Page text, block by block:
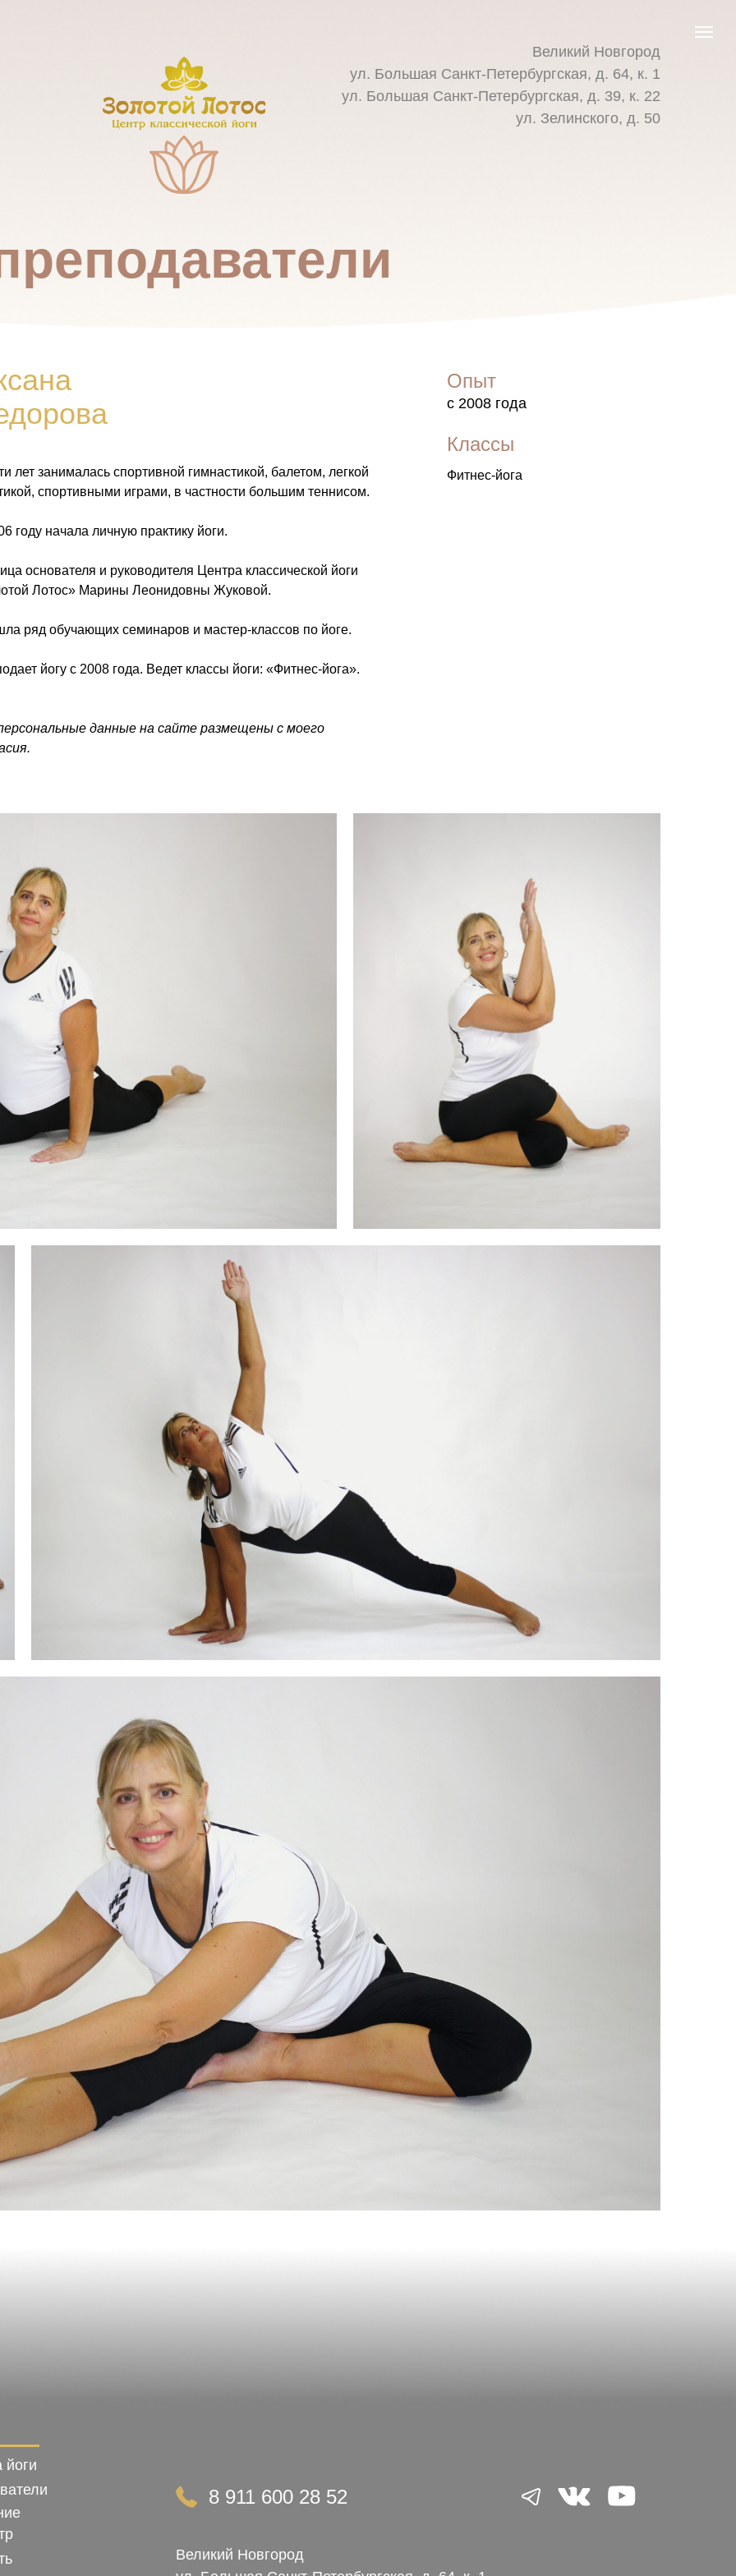
Великий Новгород
ул. Большая Санкт-Петербургская, д. 64, к. 1
ул. Большая Санкт-Петербургская, д. 39, к. 22
ул. Зелинского, д. 50
лет занималась спортивной гимнастикой, балетом, легкой
спортивными играми, в частности большим теннисом.
году начала личную практику йоги.
основателя и руководителя Центра классической йоги
Лотос» Марины Леонидовны Жуковой.
ряд обучающих семинаров и мастер-классов по йоге.
йогу с 2008 года. Ведет классы йоги: «Фитнес-йога».
данные на сайте размещены с моего
Опыт
с 2008 года
Классы
Фитнес-йога
йоги
8 911 600 28 52
Великий Новгород